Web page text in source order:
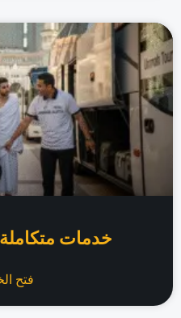
خدمات
فتح